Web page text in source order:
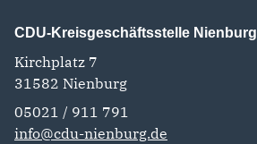
CDU-Kreisgeschäftsstelle Nienburg
Kirchplatz 7
31582 Nienburg
05021 / 911 791
info@cdu-nienburg.de